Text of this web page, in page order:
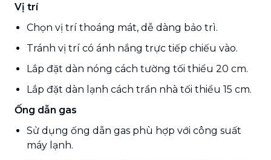
Vị trí
Chọn vị trí thoáng mát, dễ dàng bảo trì.
Tránh vị trí có ánh nắng trực tiếp chiếu vào.
Lắp đặt dàn nóng cách tường tối thiểu 20 cm.
Lắp đặt dàn lạnh cách trần nhà tối thiểu 15 cm.
Ống dẫn gas
Sử dụng ống dẫn gas phù hợp với công suất
máy lạnh.